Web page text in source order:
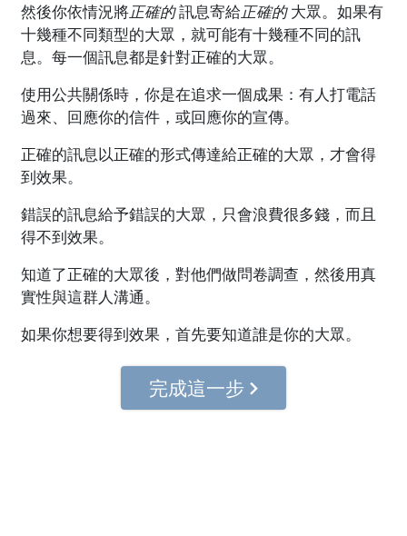
然後你依情況將正確的訊息寄給正確的大眾。如果有
十幾種不同類型的大眾，就可能有十幾種不同的訊
息。每一個訊息都是針對正確的大眾。
使用公共關係時，你是在追求一個成果：有人打電話
過來、回應你的信件，或回應你的宣傳。
正確的訊息以正確的形式傳達給正確的大眾，才會得
到效果。
錯誤的訊息給予錯誤的大眾，只會浪費很多錢，而且
得不到效果。
知道了正確的大眾後，對他們做問卷調查，然後用真
實性與這群人溝通。
如果你想要得到效果，首先要知道誰是你的大眾。
完成這一步